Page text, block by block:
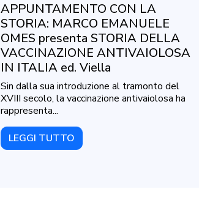
APPUNTAMENTO CON LA
STORIA: MARCO EMANUELE
OMES presenta STORIA DELLA
VACCINAZIONE ANTIVAIOLOSA
IN ITALIA ed. Viella
Sin dalla sua introduzione al tramonto del
XVIII secolo, la vaccinazione antivaiolosa ha
rappresenta...
LEGGI TUTTO